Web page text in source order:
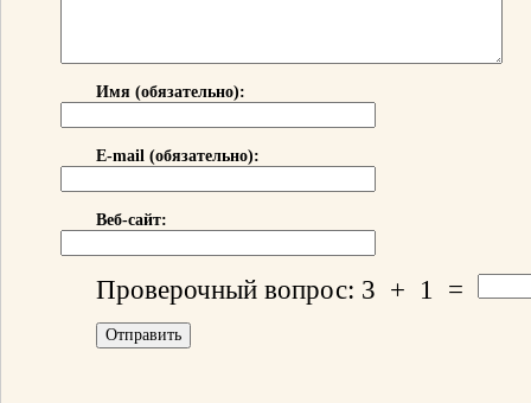
Имя (обязательно):
E-mail (обязательно):
Веб-сайт:
Проверочный вопрос: 3 + 1 =